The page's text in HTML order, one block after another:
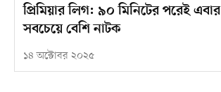
প্রিমিয়ার লিগ: ৯০ মিনিটের পরেই এবার
সবচেয়ে বেশি নাটক
১৪ অক্টোবর ২০২৫